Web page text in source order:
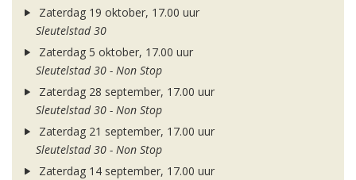
Zaterdag 19 oktober, 17.00 uur
Sleutelstad 30
Zaterdag 5 oktober, 17.00 uur
Sleutelstad 30 - Non Stop
Zaterdag 28 september, 17.00 uur
Sleutelstad 30 - Non Stop
Zaterdag 21 september, 17.00 uur
Sleutelstad 30 - Non Stop
Zaterdag 14 september, 17.00 uur